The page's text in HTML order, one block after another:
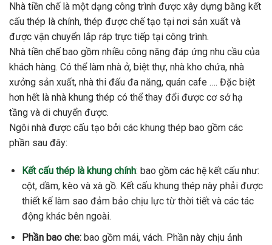
Nhà tiền chế là một dạng công trình được xây dựng bằng kết
cấu thép là chính, thép được chế tạo tại nơi sản xuất và
được vận chuyển lắp ráp trực tiếp tại công trình.
Nhà tiền chế bao gồm nhiều công năng đáp ứng nhu cầu của
khách hàng. Có thể làm nhà ở, biệt thự, nhà kho chứa, nhà
xưởng sản xuất, nhà thi đấu đa năng, quán cafe …. Đặc biệt
hơn hết là nhà khung thép có thể thay đổi được cơ sở hạ
tầng và di chuyển được.
Ngôi nhà được cấu tạo bởi các khung thép bao gồm các
phần sau đây:
Kết cấu thép là khung chính: bao gồm các hệ kết cấu như:
cột, dầm, kèo và xà gồ. Kết cấu khung thép này phải được
thiết kế làm sao đảm bảo chịu lực từ thời tiết và các tác
động khác bên ngoài.
Phần bao che:bao gồm mái, vách. Phần này chịu ảnh